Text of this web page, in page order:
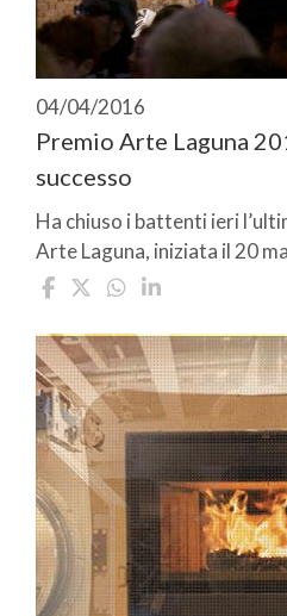
04/04/2016
Premio Arte Laguna
successo
Ha chiuso i battenti ieri
Arte Laguna, iniziata il 20